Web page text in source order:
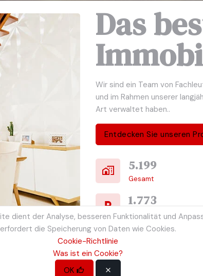
Das
Wir sind ein Team von
und im Rahmen unserer
Art verwaltet haben..
Entdecken Sie unseren
5.199
Gesamt
1.773
Parken
560
dient der Analyse, besseren Funktionalität und
erfordert die Speicherung von Daten wie Cookies.
Cookie-Richtlinie
Was ist ein Cookie?
OK